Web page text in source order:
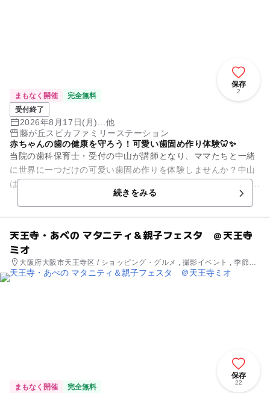
保存
2
まもなく開催
完全無料
受付終了
2026年8月17日(月)...他
藤が丘スピカファミリーステーション
赤ちゃんの歯の健康を守ろう！可愛い歯固め作り体験🦷✨
当院の歯科保育士・受付の中山が講師となり、ママたちと一緒
に世界に一つだけの可愛い歯固め作りを体験しませんか？中山
はTinyTeeth認定講師の資格を持っているので、安心・安全な歯
続きをみる
天王寺・あべの マタニティ＆親子フェスタ ＠天王寺
ミオ
大阪府大阪市天王寺区 / ショッピング・グルメ , 撮影イベント , 季節の
イベント , ものづくり・学び体験 , 街なかイベント , キャラクターイベ
保存
22
まもなく開催 完全無料